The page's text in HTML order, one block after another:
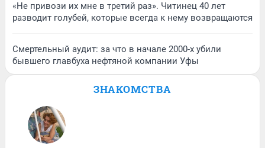
«Не привози их мне в третий раз». Читинец 40 лет
разводит голубей, которые всегда к нему возвращаются
Смертельный аудит: за что в начале 2000-х убили
бывшего главбуха нефтяной компании Уфы
ЗНАКОМСТВА